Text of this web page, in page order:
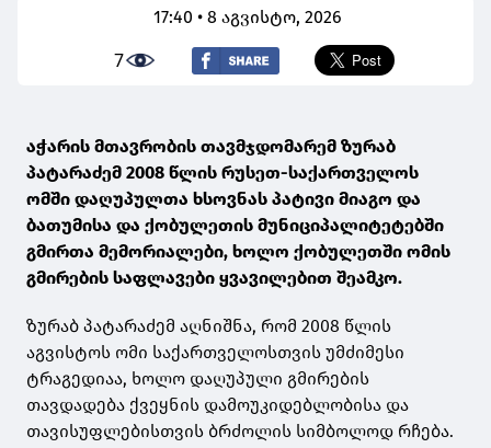
17:40 • 8 აგვისტო, 2026
7
აჭარის მთავრობის თავმჯდომარემ ზურაბ
პატარაძემ 2008 წლის რუსეთ-საქართველოს
ომში დაღუპულთა ხსოვნას პატივი მიაგო და
ბათუმისა და ქობულეთის მუნიციპალიტეტებში
გმირთა მემორიალები, ხოლო ქობულეთში ომის
გმირების საფლავები ყვავილებით შეამკო.
ზურაბ პატარაძემ აღნიშნა, რომ 2008 წლის
აგვისტოს ომი საქართველოსთვის უმძიმესი
ტრაგედიაა, ხოლო დაღუპული გმირების
თავდადება ქვეყნის დამოუკიდებლობისა და
თავისუფლებისთვის ბრძოლის სიმბოლოდ რჩება.